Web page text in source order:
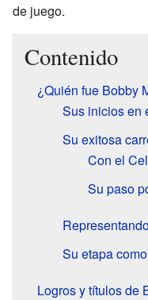
de juego.
Contenido
¿Quién fue Bobby
Sus inicios en
Su exitosa
Con el
Su paso
Su etapa
Logros y títulos de